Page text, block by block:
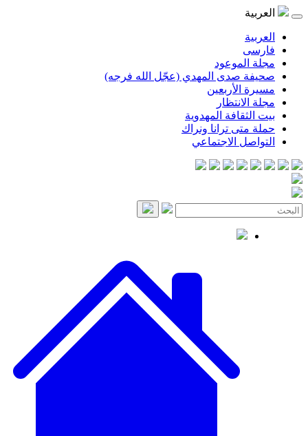
المهدي (عجّل الله فرجه)
المهدوية
ترانا ونراك
الاجتماعي